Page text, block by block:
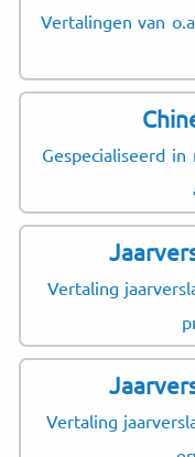
Vertalingen van
Gespecialiseerd
Vertaling
Vertaling